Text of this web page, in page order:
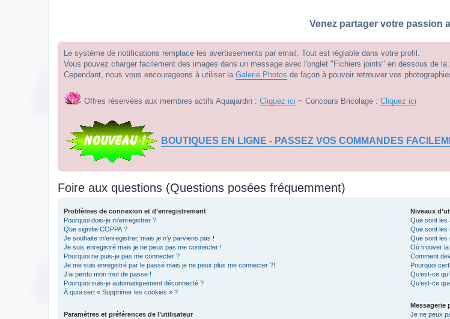
Venez partager votre passion
Le système de notifications remplace les avertissements par email. Tout est réglable dans votre profil.
Vous pouvez charger facilement des images dans un message avec l'onglet "Fichiers joints" en dessous de la
Cependant, nous vous encourageons à utiliser la Galerie Photos de façon à pouvoir retrouver vos
Offres réservées aux membres actifs Aquajardin : Cliquez ici ~ Concours Bricolage : Cliquez ici
BOUTIQUES EN LIGNE - PASSEZ VOS COMMANDES
Foire aux questions (Questions posées fréquemment)
Problèmes de connexion et d’enregistrement
Pourquoi dois-je m’enregistrer ?
Que signifie COPPA ?
Je souhaite m’enregistrer, mais je n’y parviens pas !
Je suis enregistré mais je ne peux pas me connecter !
Pourquoi ne puis-je pas me connecter ?
Je me suis enregistré par le passé mais je ne peux plus me connecter ?!
J’ai perdu mon mot de passe !
Pourquoi suis-je automatiquement déconnecté ?
À quoi sert « Supprimer les cookies » ?
Paramètres et préférences de l’utilisateur
Niveaux
Que sont les
Que sont les
Que sont les
Où trouver la
Comment
Pourquoi
Qu’est-ce
Qu’est-ce
Messagerie
Je ne peux